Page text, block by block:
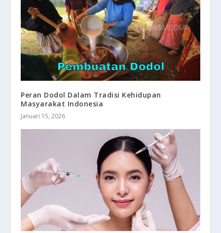
Peran Dodol Dalam Tradisi Kehidupan
Masyarakat Indonesia
Januari 15, 2026